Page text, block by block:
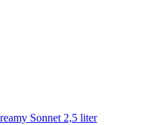
Sonnet 2,5 liter